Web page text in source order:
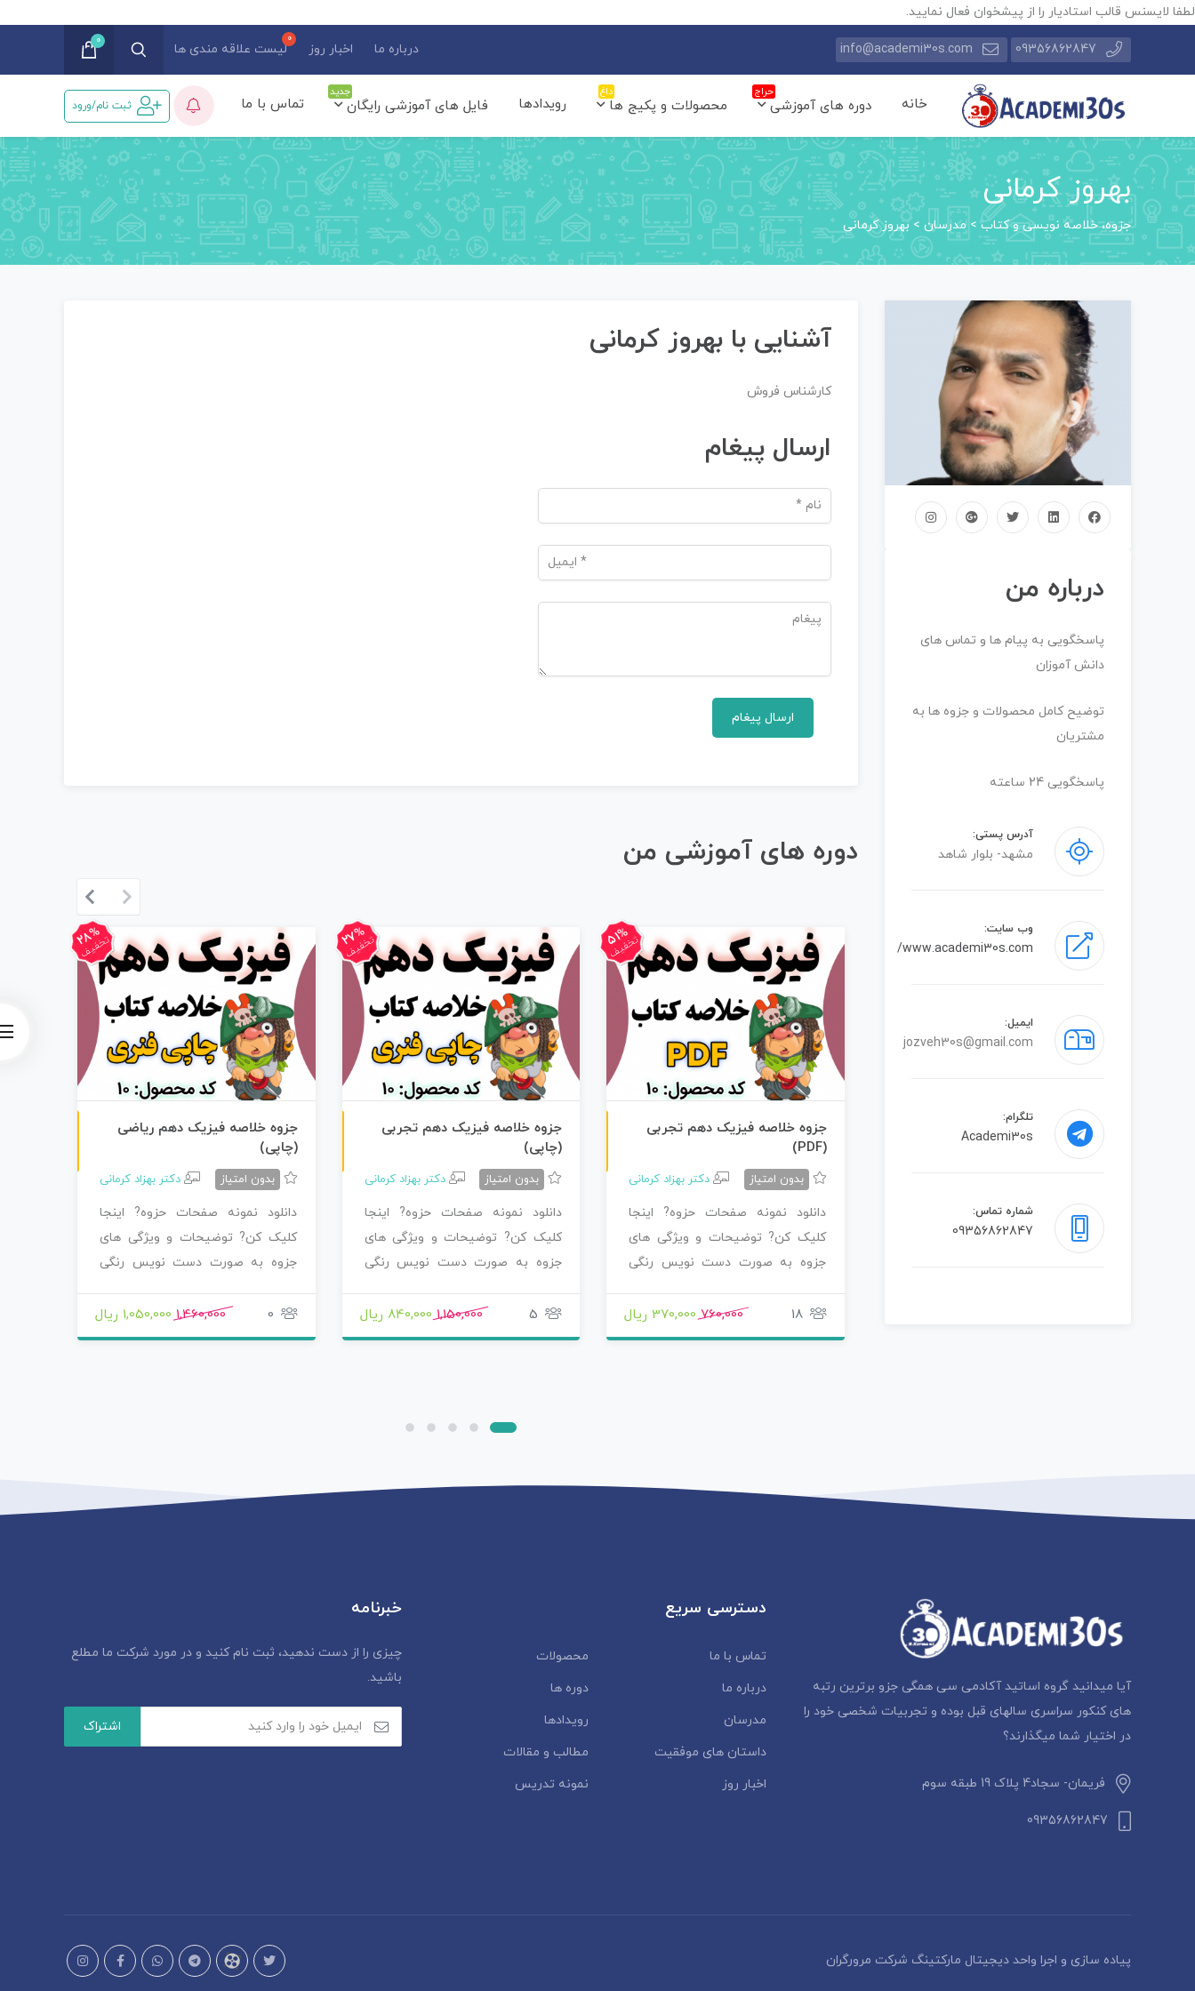
لطفا لایسنس قالب استادیار را از پیشخوان فعال نمایید.
09356862847
info@academi30s.com درباره ما اخبار روز لیست علاقه مندی ها
0
خانه دوره های آموزشی
حراج
محصولات و پکیج ها
داغ
رویدادها فایل های آموزشی رایگان
جدید
تماس با ما ثبت نام/ورود
بهروز کرمانی
جزوه، خلاصه نویسی و کتاب>مدرسان >بهروز کرمانی
درباره من
پاسخگویی به پیام ها و تماس های
دانش آموزان
توضیح کامل محصولات و جزوه ها به
مشتریان
پاسخگویی 24 ساعته
آدرس پستی:
مشهد- بلوار شاهد
وب سایت:
www.academi30s.com/
ایمیل:
jozveh30s@gmail.com
تلگرام:
Academi30s
شماره تماس:
09356862847
آشنایی با بهروز کرمانی
کارشناس فروش
ارسال پیغام
دوره های آموزشی من
51%
تخفیف
جزوه خلاصه فیزیک دهم تجربی
(PDF)
بدون امتیاز دکتر بهزاد کرمانی
دانلود نمونه صفحات حزوه? اینجا
کلیک کن? توضیحات و ویژگی های
جزوه به صورت دست نویس رنگی
18
760,000 370,000 ریال
27%
تخفیف
جزوه خلاصه فیزیک دهم تجربی
(چاپی)
بدون امتیاز دکتر بهزاد کرمانی
دانلود نمونه صفحات حزوه? اینجا
کلیک کن? توضیحات و ویژگی های
جزوه به صورت دست نویس رنگی
5
1,150,000 840,000 ریال
28%
تخفیف
جزوه خلاصه فیزیک دهم ریاضی
(چاپی)
بدون امتیاز دکتر بهزاد کرمانی
دانلود نمونه صفحات حزوه? اینجا
کلیک کن? توضیحات و ویژگی های
جزوه به صورت دست نویس رنگی
0
1,460,000 1,050,000 ریال
آیا میدانید گروه اساتید آکادمی سی همگی جزو برترین رتبه
های کنکور سراسری سالهای قبل بوده و تجربیات شخصی خود را
در اختیار شما میگذارند؟
فریمان- سجاد4 پلاک 19 طبقه سوم
09356862847
دسترسی سریع
تماس با ما
محصولات
درباره ما
دوره ها
مدرسان
رویدادها
داستان‌ های موفقیت
مطالب و مقالات
اخبار روز
نمونه تدریس
خبرنامه
چیزی را از دست ندهید، ثبت نام کنید و در مورد شرکت ما مطلع
باشید.
پیاده سازی و اجرا واحد دیجیتال مارکتینگ شرکت مرورگران